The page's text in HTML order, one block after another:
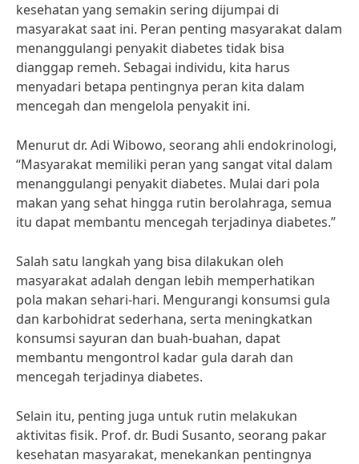
kesehatan yang semakin sering dijumpai di
masyarakat saat ini. Peran penting masyarakat dalam
menanggulangi penyakit diabetes tidak bisa
dianggap remeh. Sebagai individu, kita harus
menyadari betapa pentingnya peran kita dalam
mencegah dan mengelola penyakit ini.
Menurut dr. Adi Wibowo, seorang ahli endokrinologi,
“Masyarakat memiliki peran yang sangat vital dalam
menanggulangi penyakit diabetes. Mulai dari pola
makan yang sehat hingga rutin berolahraga, semua
itu dapat membantu mencegah terjadinya diabetes.”
Salah satu langkah yang bisa dilakukan oleh
masyarakat adalah dengan lebih memperhatikan
pola makan sehari-hari. Mengurangi konsumsi gula
dan karbohidrat sederhana, serta meningkatkan
konsumsi sayuran dan buah-buahan, dapat
membantu mengontrol kadar gula darah dan
mencegah terjadinya diabetes.
Selain itu, penting juga untuk rutin melakukan
aktivitas fisik. Prof. dr. Budi Susanto, seorang pakar
kesehatan masyarakat, menekankan pentingnya